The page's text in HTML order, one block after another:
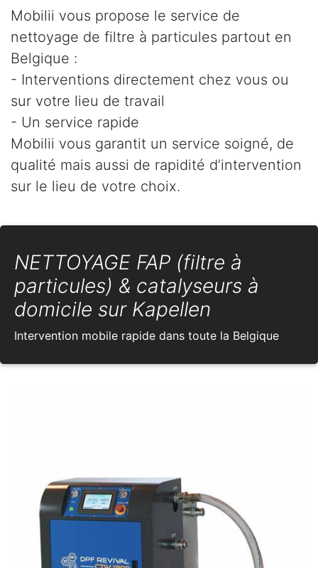
Mobilii vous propose le service de
nettoyage de filtre à particules partout en
Belgique :
- Interventions directement chez vous ou
sur votre lieu de travail
- Un service rapide
Mobilii vous garantit un service soigné, de
qualité mais aussi de rapidité d’intervention
sur le lieu de votre choix.
NETTOYAGE FAP (filtre à
particules) & catalyseurs à
domicile sur Kapellen
Intervention mobile rapide dans toute la Belgique